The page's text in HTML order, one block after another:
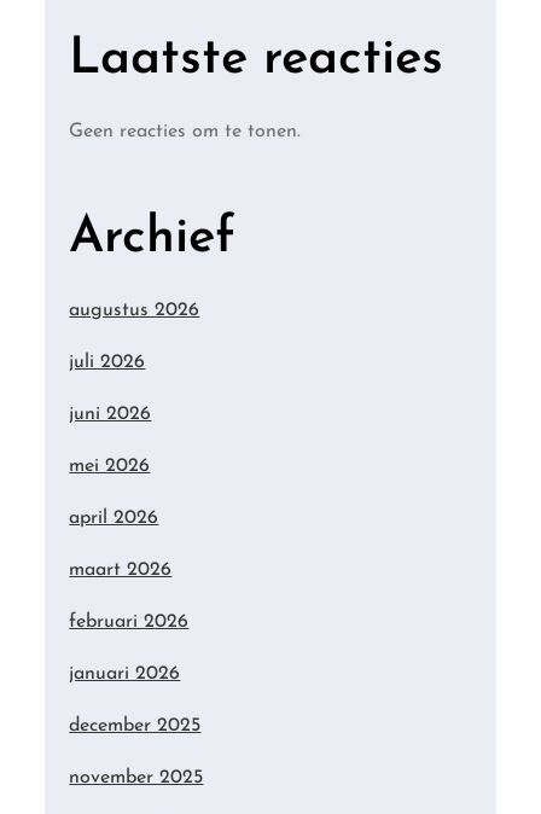
Laatste reacties
Geen reacties om te tonen.
Archief
augustus 2026
juli 2026
juni 2026
mei 2026
april 2026
maart 2026
februari 2026
januari 2026
december 2025
november 2025